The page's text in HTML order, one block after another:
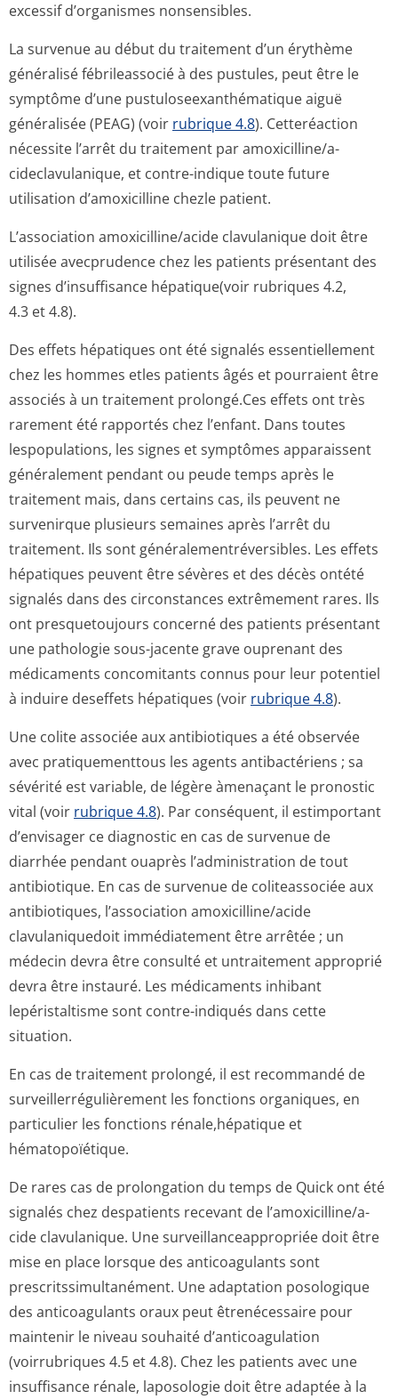
excessif d’organismes nonsensibles.
La survenue au début du traitement d’un érythème
généralisé fébrileassocié à des pustules, peut être le
symptôme d’une pustuloseexan­thématique aiguë
généralisée (PEAG) (voir rubrique 4.8). Cetteréaction
nécessite l’arrêt du traitement par amoxicilline/a­
cideclavulani­que, et contre-indique toute future
utilisation d’amoxicilline chezle patient.
L’association amoxicilline/acide clavulanique doit être
utilisée avecprudence chez les patients présentant des
signes d’insuffisance hépatique(voir rubriques 4.2,
4.3 et 4.8).
Des effets hépatiques ont été signalés essentiellement
chez les hommes etles patients âgés et pourraient être
associés à un traitement prolongé.Ces effets ont très
rarement été rapportés chez l’enfant. Dans toutes
lespopulations, les signes et symptômes apparaissent
généralement pendant ou peude temps après le
traitement mais, dans certains cas, ils peuvent ne
survenirque plusieurs semaines après l’arrêt du
traitement. Ils sont généralementré­versibles. Les effets
hépatiques peuvent être sévères et des décès ontété
signalés dans des circonstances extrêmement rares. Ils
ont presquetoujours concerné des patients présentant
une pathologie sous-jacente grave ouprenant des
médicaments concomitants connus pour leur potentiel
à induire deseffets hépatiques (voir rubrique 4.8).
Une colite associée aux antibiotiques a été observée
avec pratiquementtous les agents antibactériens ; sa
sévérité est variable, de légère àmenaçant le pronostic
vital (voir rubrique 4.8). Par conséquent, il estimportant
d’envisager ce diagnostic en cas de survenue de
diarrhée pendant ouaprès l’administration de tout
antibiotique. En cas de survenue de coliteassociée aux
antibiotiques, l’association amoxicilline/acide
clavulaniquedoit immédiatement être arrêtée ; un
médecin devra être consulté et untraitement approprié
devra être instauré. Les médicaments inhibant
lepéristaltisme sont contre-indiqués dans cette
situation.
En cas de traitement prolongé, il est recommandé de
surveillerrégu­lièrement les fonctions organiques, en
particulier les fonctions rénale,hépatique et
hématopoïétique.
De rares cas de prolongation du temps de Quick ont été
signalés chez despatients recevant de l’amoxicilline/a­
cide clavulanique. Une surveillanceap­propriée doit être
mise en place lorsque des anticoagulants sont
prescritssimul­tanément. Une adaptation posologique
des anticoagulants oraux peut êtrenécessaire pour
maintenir le niveau souhaité d’anticoagulation
(voirrubriques 4.5 et 4.8). Chez les patients avec une
insuffisance rénale, laposologie doit être adaptée à la